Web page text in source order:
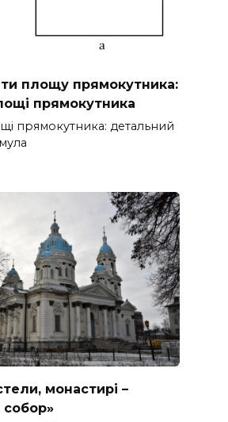
площу прямокутника:
прямокутника
прямокутника: детальний
монастирі –
собор»